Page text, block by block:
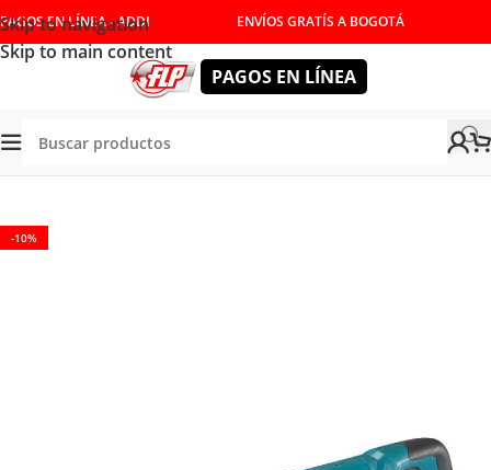
Skip to navigation
Skip to main content
PAGOS EN LÍNEA - ADDI ENVÍOS GRATÍS A BOGOTÁ
PAGOS EN LÍNEA
Tienda/HERRAMIENTAS ELÉCTRICAS
-10%